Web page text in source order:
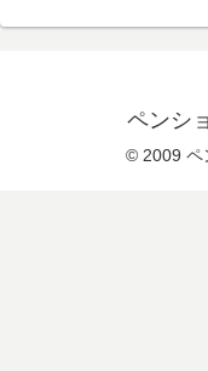
ペンシ
© 2009 ペ